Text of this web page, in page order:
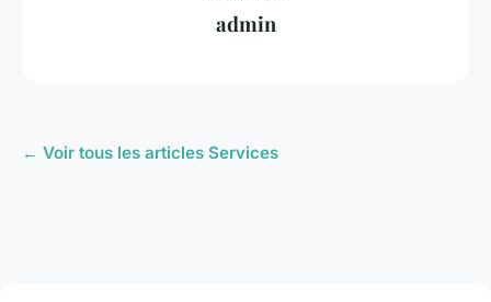
admin
← Voir tous les articles Services